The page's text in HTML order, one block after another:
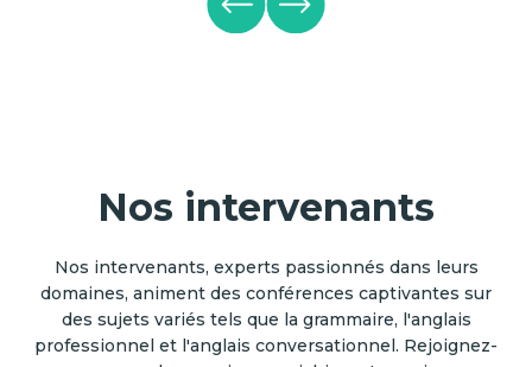
Nos intervenants
Nos intervenants, experts passionnés dans leurs
domaines, animent des conférences captivantes sur
des sujets variés tels que la grammaire, l'anglais
professionnel et l'anglais conversationnel. Rejoignez-